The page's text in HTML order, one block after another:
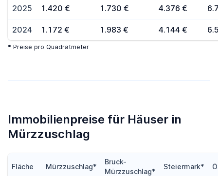
2025 1.420 € 1.730 € 4.376 €
2024 1.172 € 1.983 € 4.144 €
* Preise pro Quadratmeter
Immobilienpreise für Häuser in
Mürzzuschlag
Fläche Mürzzuschlag*
Bruck-
Mürzzuschlag*
Steiermark*